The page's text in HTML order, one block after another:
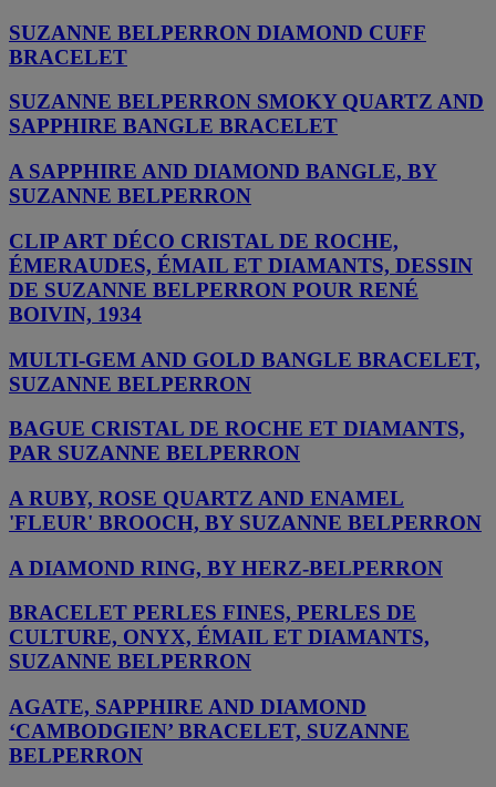
SUZANNE BELPERRON DIAMOND CUFF
BRACELET
SUZANNE BELPERRON SMOKY QUARTZ AND
SAPPHIRE BANGLE BRACELET
A SAPPHIRE AND DIAMOND BANGLE, BY
SUZANNE BELPERRON
CLIP ART DÉCO CRISTAL DE ROCHE,
ÉMERAUDES, ÉMAIL ET DIAMANTS, DESSIN
DE SUZANNE BELPERRON POUR RENÉ
BOIVIN, 1934
MULTI-GEM AND GOLD BANGLE BRACELET,
SUZANNE BELPERRON
BAGUE CRISTAL DE ROCHE ET DIAMANTS,
PAR SUZANNE BELPERRON
A RUBY, ROSE QUARTZ AND ENAMEL
'FLEUR' BROOCH, BY SUZANNE BELPERRON
A DIAMOND RING, BY HERZ-BELPERRON
BRACELET PERLES FINES, PERLES DE
CULTURE, ONYX, ÉMAIL ET DIAMANTS,
SUZANNE BELPERRON
AGATE, SAPPHIRE AND DIAMOND
‘CAMBODGIEN’ BRACELET, SUZANNE
BELPERRON